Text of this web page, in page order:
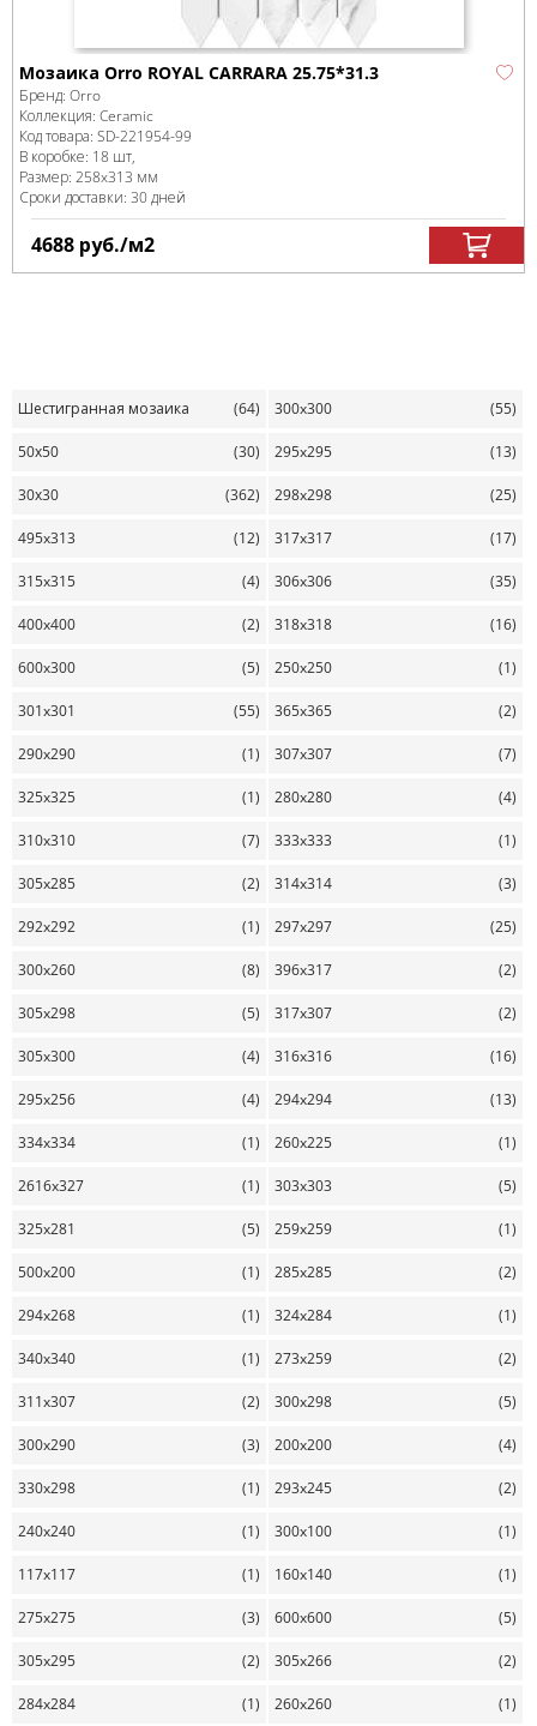
Мозаика Orro ROYAL CARRARA 25.75*31.3
Бренд: Orro
Коллекция: Ceramic
Код товара: SD-221954-99
В коробке: 18 шт,
Размер: 258x313 мм
Сроки доставки: 30 дней
4688 руб./м2
Шестигранная мозаика (64) 300x300 (55)
50х50 (30) 295x295 (13)
30х30 (362) 298x298 (25)
495x313 (12) 317x317 (17)
315x315 (4) 306x306 (35)
400x400 (2) 318x318 (16)
600x300 (5) 250x250 (1)
301x301 (55) 365x365 (2)
290x290 (1) 307x307 (7)
325x325 (1) 280x280 (4)
310x310 (7) 333x333 (1)
305x285 (2) 314x314 (3)
292x292 (1) 297x297 (25)
300x260 (8) 396x317 (2)
305x298 (5) 317x307 (2)
305x300 (4) 316x316 (16)
295x256 (4) 294x294 (13)
334x334 (1) 260x225 (1)
2616x327 (1) 303x303 (5)
325x281 (5) 259x259 (1)
500x200 (1) 285x285 (2)
294x268 (1) 324x284 (1)
340x340 (1) 273x259 (2)
311x307 (2) 300x298 (5)
300x290 (3) 200x200 (4)
330x298 (1) 293x245 (2)
240x240 (1) 300x100 (1)
117x117 (1) 160x140 (1)
275x275 (3) 600x600 (5)
305x295 (2) 305x266 (2)
284x284 (1) 260x260 (1)